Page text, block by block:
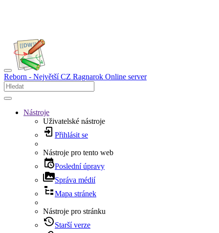
Reborn - Největší CZ Ragnarok Online server
Nástroje
Uživatelské nástroje
Přihlásit se
Nástroje pro tento web
Poslední úpravy
Správa médií
Mapa stránek
Nástroje pro stránku
Starší verze